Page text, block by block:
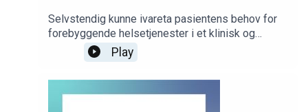
Selvstendig kunne ivareta pasientens behov for
forebyggende helsetjenester i et klinisk og
samfunnsmessig perspektiv. Podcasten er
utarbeidet i samarbeid med Helsedirektoratet.
Helsedirektoratet har finansiert utviklingen av
podcasten, men innholdet er i sin helhet
Play